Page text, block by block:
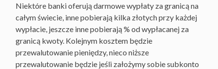
Niektóre banki oferują darmowe wypłaty za granicą na
całym świecie, inne pobierają kilka złotych przy każdej
wypłacie, jeszcze inne pobierają % od wypłacanej za
granicą kwoty. Kolejnym kosztem będzie
przewalutowanie pieniędzy, nieco niższe
przewalutowanie będzie jeśli założymy sobie subkonto